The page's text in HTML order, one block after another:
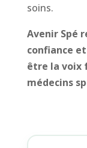
soins.
Avenir Spé
confiance
être la voix
médecins